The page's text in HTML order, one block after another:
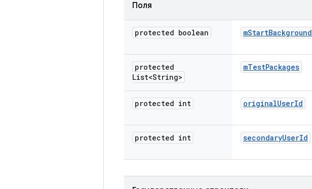
Поля
protected boolean mStartBackground
protected
List<String>
mTestPackages
protected int originalUserId
protected int secondaryUserId